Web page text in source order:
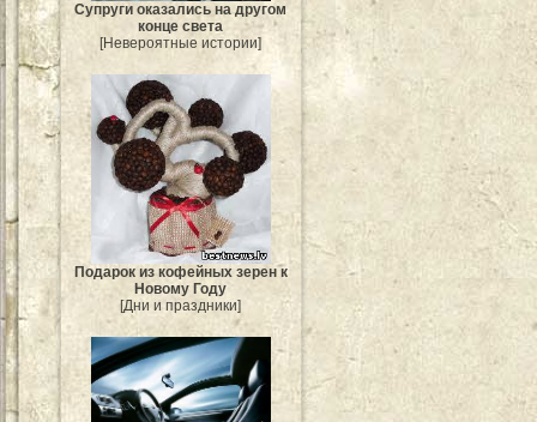
Супруги оказались на другом
конце света
[Невероятные истории]
Подарок из кофейных зерен к
Новому Году
[Дни и праздники]